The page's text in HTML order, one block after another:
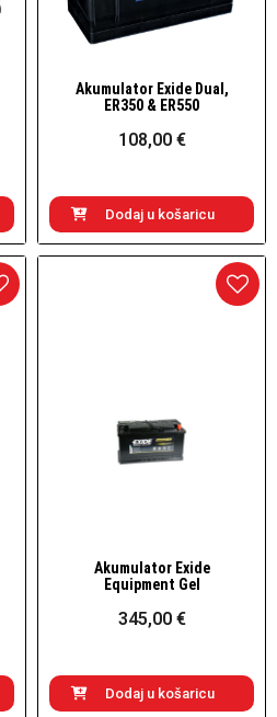
Brzi pogled
Akumulator Exide Dual,
ER350 & ER550
108,00 €
Dodaj u košaricu
Brzi pogled
Akumulator Exide
Equipment Gel
345,00 €
Dodaj u košaricu